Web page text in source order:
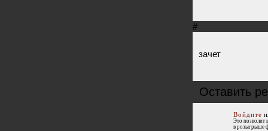
#
зачет
Оставить
Войдите
Это позволит
в розыгрыше